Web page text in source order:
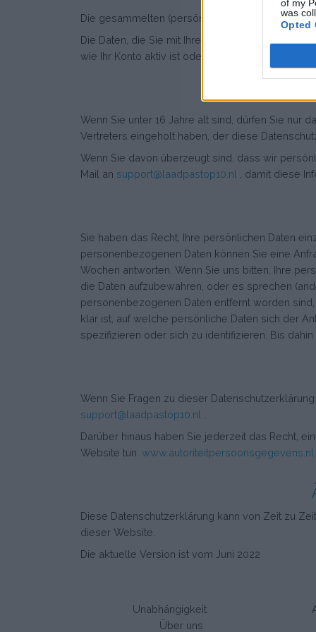
of my
was
Opted
Die gesammelten (persönlichen) Daten werden
Die Daten, die Sie mit Ihrem Konto gespeichert
wie Ihr Konto aktiv ist oder wie es das Gesetz
Wenn Sie unter 16 Jahre alt sind, dürfen Sie nur
Vertreters eingeholt haben, der diese
Wenn Sie davon überzeugt sind, dass wir
Mail an support@laadpastop10.nl , damit diese
Sie haben das Recht, Ihre persönlichen Daten
personenbezogenen Daten können Sie eine
Wochen antworten. Wenn Sie uns bitten, Ihre
die Daten aufzubewahren, oder es sprechen
personenbezogenen Daten entfernt worden
klar ist, auf welche persönliche Daten sich der
spezifizieren oder sich zu identifizieren. Bis
Wenn Sie Fragen zu dieser
support@laadpastop10.nl
Darüber hinaus haben Sie jederzeit das Recht,
Website tun: www.autoriteitpersoonsgegevens.nl
Diese Datenschutzerklärung kann von Zeit zu
dieser Website.
Die aktuelle Version ist vom Juni 2022
Unabhängigkeit
Über uns